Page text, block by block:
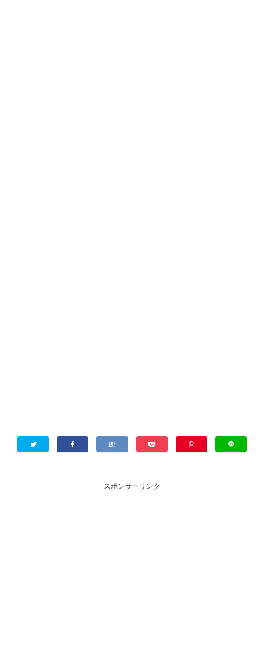
スポンサーリンク